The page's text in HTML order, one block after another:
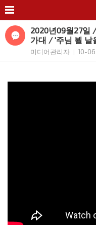
2020년09월27일
가대 / '주님 뵐 날
미디어관리자 10-06